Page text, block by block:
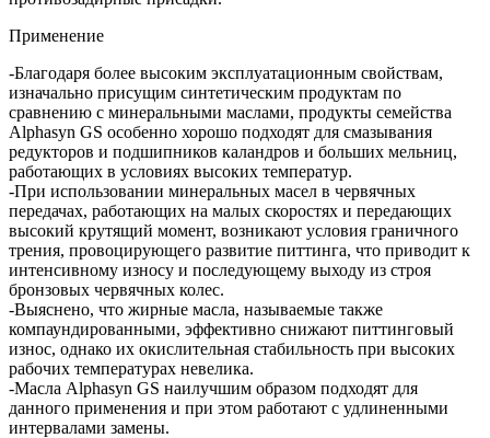
Применение
-Благодаря более высоким эксплуатационным свойствам,
изначально присущим синтетическим продуктам по
сравнению с минеральными маслами, продукты семейства
Alphasyn GS особенно хорошо подходят для смазывания
редукторов и подшипников каландров и больших мельниц,
работающих в условиях высоких температур.
-При использовании минеральных масел в червячных
передачах, работающих на малых скоростях и передающих
высокий крутящий момент, возникают условия граничного
трения, провоцирующего развитие питтинга, что приводит к
интенсивному износу и последующему выходу из строя
бронзовых червячных колес.
-Выяснено, что жирные масла, называемые также
компаундированными, эффективно снижают питтинговый
износ, однако их окислительная стабильность при высоких
рабочих температурах невелика.
-Масла Alphasyn GS наилучшим образом подходят для
данного применения и при этом работают с удлиненными
интервалами замены.